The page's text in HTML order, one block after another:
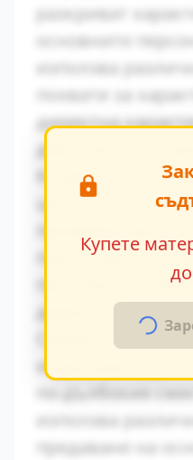
разкриват
основните
използва
похвати за
директна
действия и
Конфликтът
ценности и
персонажите.
драматично
Символиката в
играе важна
използва
предаване на
Купете